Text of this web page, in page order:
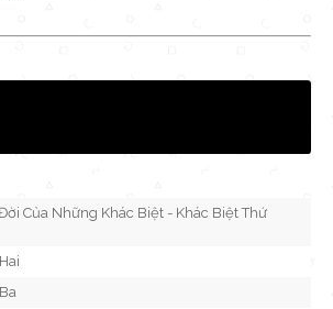
Của Những Khác Biệt - Khác Biệt Thứ